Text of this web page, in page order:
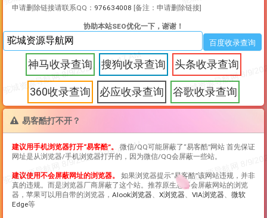
申请删除链接请联系QQ： 976634008 [备注：申请删除链接]
协助本站SEO优化一下，谢谢！
神马收录查询 搜狗收录查询 头条收录查询
360收录查询 必应收录查询 谷歌收录查询
易客酷打不开？
建议用手机浏览器打开“易客酷”。 微信/QQ可能屏蔽了“易客酷”网站 首先保证
网址是从浏览器/手机浏览器打开的，因为微信/QQ会屏蔽一些站。
建议使用不会屏蔽网址的浏览器。 如果浏览器提示“易客酷”该网站违规，并非
真的违规。而是浏览器厂商屏蔽了这个站。推荐原生态不会屏蔽网站的浏览
器，苹果可以用自带的浏览器， Alook浏览器、 X浏览器、 VIA浏览器、 微软
Edge等